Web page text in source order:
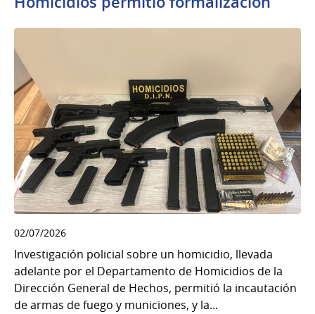
02/07/2026
Investigación policial sobre un homicidio, llevada
adelante por el Departamento de Homicidios de la
Dirección General de Hechos, permitió la incautación
de armas de fuego y municiones, y la...